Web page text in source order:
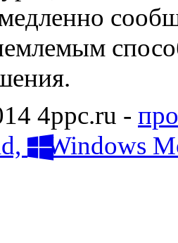
4ppc.ru -
Windows